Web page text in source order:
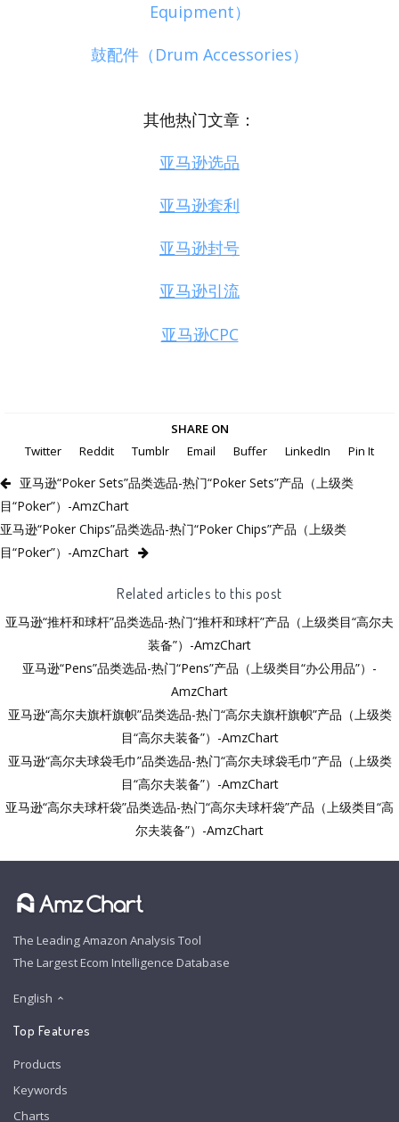
Equipment）
鼓配件（Drum Accessories）
其他热门文章：
亚马逊选品
亚马逊套利
亚马逊封号
亚马逊引流
亚马逊CPC
SHARE ON
Twitter
Reddit Tumblr Email Buffer LinkedIn Pin It
亚马逊“Poker Sets”品类选品-热门“Poker Sets”产品（上级类
目“Poker”）-AmzChart
亚马逊“Poker Chips”品类选品-热门“Poker Chips”产品（上级类
目“Poker”）-AmzChart
Related articles to this post
亚马逊“推杆和球杆”品类选品-热门“推杆和球杆”产品（上级类目“高尔夫
装备”）-AmzChart
亚马逊“Pens”品类选品-热门“Pens”产品（上级类目“办公用品”）-
AmzChart
亚马逊“高尔夫旗杆旗帜”品类选品-热门“高尔夫旗杆旗帜”产品（上级类
目“高尔夫装备”）-AmzChart
亚马逊“高尔夫球袋毛巾”品类选品-热门“高尔夫球袋毛巾”产品（上级类
目“高尔夫装备”）-AmzChart
亚马逊“高尔夫球杆袋”品类选品-热门“高尔夫球杆袋”产品（上级类目“高
尔夫装备”）-AmzChart
The Leading Amazon Analysis Tool
The Largest Ecom Intelligence Database
English
Top Features
Products
Keywords
Charts